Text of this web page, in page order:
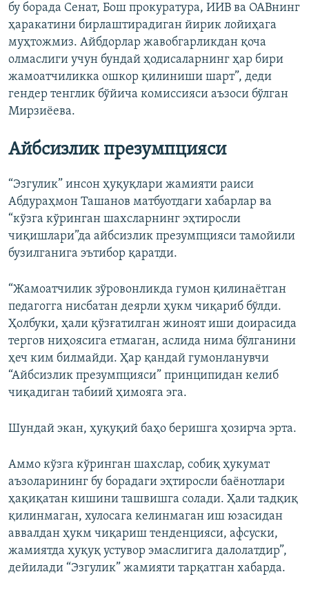
бу борада Сенат, Бош прокуратура, ИИВ ва ОАВнинг
ҳаракатини бирлаштирадиган йирик лойиҳага
муҳтожмиз. Айбдорлар жавобгарликдан қоча
олмаслиги учун бундай ҳодисаларнинг ҳар бири
жамоатчиликка ошкор қилиниши шарт”, деди
гендер тенглик бўйича комиссияси аъзоси бўлган
Мирзиёева.
Айбсизлик презумпцияси
“Эзгулик” инсон ҳуқуқлари жамияти раиси
Абдураҳмон Ташанов матбуотдаги хабарлар ва
“кўзга кўринган шахсларнинг эҳтиросли
чиқишлари”да айбсизлик презумпцияси тамойили
бузилганига эътибор қаратди.
“Жамоатчилик зўровонликда гумон қилинаётган
педагогга нисбатан деярли ҳукм чиқариб бўлди.
Ҳолбуки, ҳали қўзғатилган жиноят иши доирасида
тергов ниҳоясига етмаган, аслида нима бўлганини
ҳеч ким билмайди. Ҳар қандай гумонланувчи
“Айбсизлик презумпцияси” принципидан келиб
чиқадиган табиий ҳимояга эга.
Шундай экан, ҳуқуқий баҳо беришга ҳозирча эрта.
Аммо кўзга кўринган шахслар, собиқ ҳукумат
аъзоларининг бу борадаги эҳтиросли баёнотлари
ҳақиқатан кишини ташвишга солади. Ҳали тадқиқ
қилинмаган, хулосага келинмаган иш юзасидан
аввалдан ҳукм чиқариш тенденцияси, афсуски,
жамиятда ҳуқуқ устувор эмаслигига далолатдир”,
дейилади “Эзгулик” жамияти тарқатган хабарда.